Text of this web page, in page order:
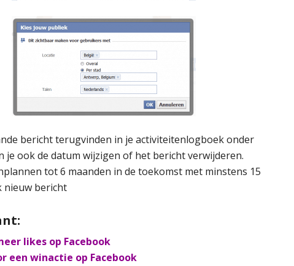
bericht terugvinden in je activiteitenlogboek onder
je ook de datum wijzigen of het bericht verwijderen.
tot 6 maanden in de toekomst met minstens 15
nieuw bericht
likes op Facebook
een winactie op Facebook